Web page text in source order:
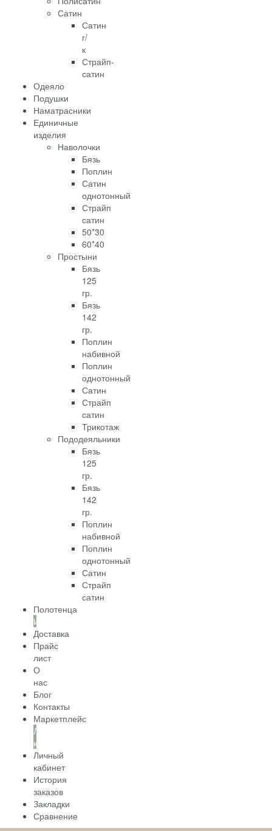
Сатин
Сатин
г/
к
Страйп-
сатин
Одеяло
Подушки
Наматрасники
Единичные
изделия
Наволочки
Бязь
Поплин
Сатин
однотонный
Страйп
сатин
50*30
60*40
Простыни
Бязь
125
гр.
Бязь
142
гр.
Поплин
набивной
Поплин
однотонный
Сатин
Страйп
сатин
Трикотаж
Пододеяльники
Бязь
125
гр.
Бязь
142
гр.
Поплин
набивной
Поплин
однотонный
Сатин
Страйп
сатин
Полотенца
Информация
Доставка
Прайс
лист
О
нас
Блог
Контакты
Маркетплейс
Личный
кабинет
Личный
кабинет
История
заказов
Закладки
Сравнение